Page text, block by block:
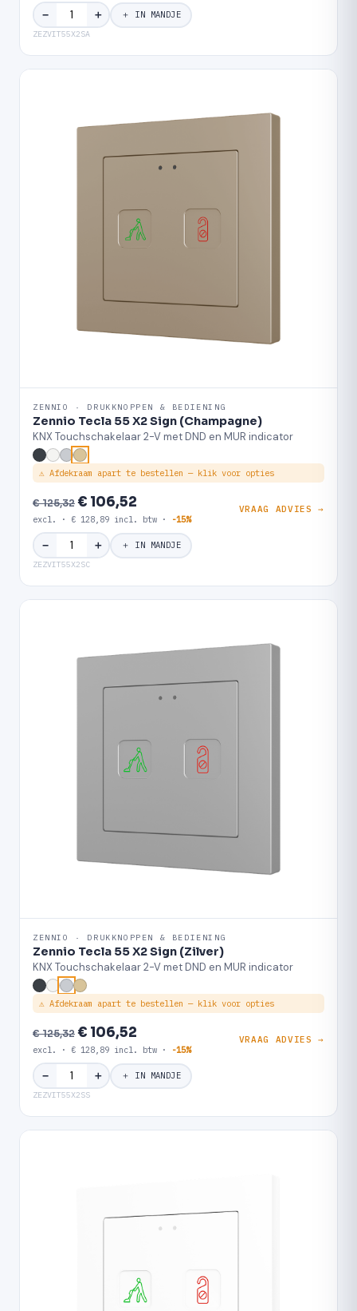
− ＋ ＋ IN MANDJE
ZEZVIT55X2SA
ZENNIO · DRUKKNOPPEN & BEDIENING
Zennio Tecla 55 X2 Sign (Champagne)
KNX Touchschakelaar 2-V met DND en MUR indicator
⚠ Afdekraam apart te bestellen — klik voor opties
€ 125,32€ 106,52
excl. · € 128,89 incl. btw · -15%
VRAAG ADVIES →
− ＋ ＋ IN MANDJE
ZEZVIT55X2SC
ZENNIO · DRUKKNOPPEN & BEDIENING
Zennio Tecla 55 X2 Sign (Zilver)
KNX Touchschakelaar 2-V met DND en MUR indicator
⚠ Afdekraam apart te bestellen — klik voor opties
€ 125,32€ 106,52
excl. · € 128,89 incl. btw · -15%
VRAAG ADVIES →
− ＋ ＋ IN MANDJE
ZEZVIT55X2SS